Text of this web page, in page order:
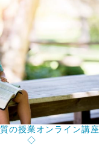
の授業オンライン講座
◇